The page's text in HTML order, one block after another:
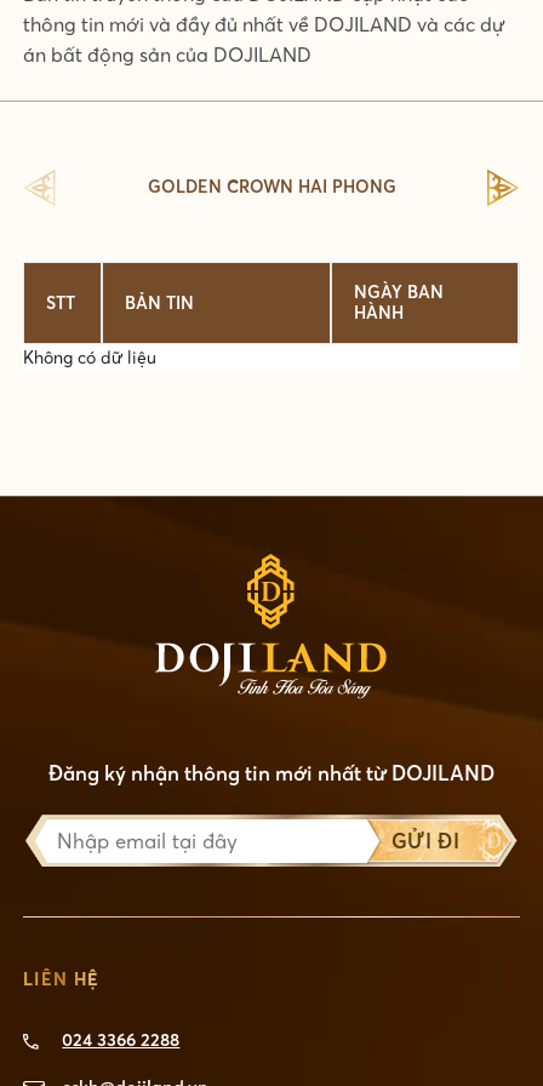
thông tin mới và đầy đủ nhất về DOJILAND và các dự
án bất động sản của DOJILAND
GOLDEN CROWN HAI PHONG
STT BẢN TIN
NGÀY BAN
HÀNH
Không có dữ liệu
LIÊN HỆ
024 3366 2288
Đăng ký nhận thông tin mới nhất từ DOJILAND
GỬI ĐI